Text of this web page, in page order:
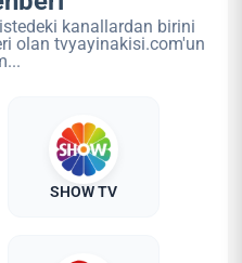
kanallardan birini
olan tvyayinakisi.com'un
SHOW TV